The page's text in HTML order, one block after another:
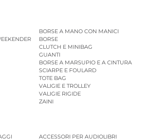
BORSE A MANO CON MANICI
BORSE
CLUTCH E MINIBAG
GUANTI
BORSE A MARSUPIO E A CINTURA
SCIARPE E FOULARD
TOTE BAG
VALIGIE E TROLLEY
VALIGIE RIGIDE
ZAINI
ACCESSORI PER AUDIOLIBRI